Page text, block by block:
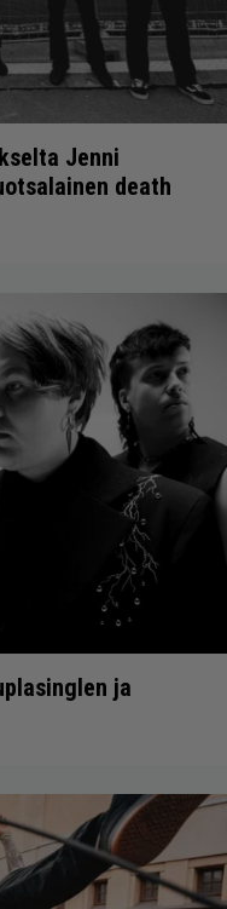
Jenni
death
ja